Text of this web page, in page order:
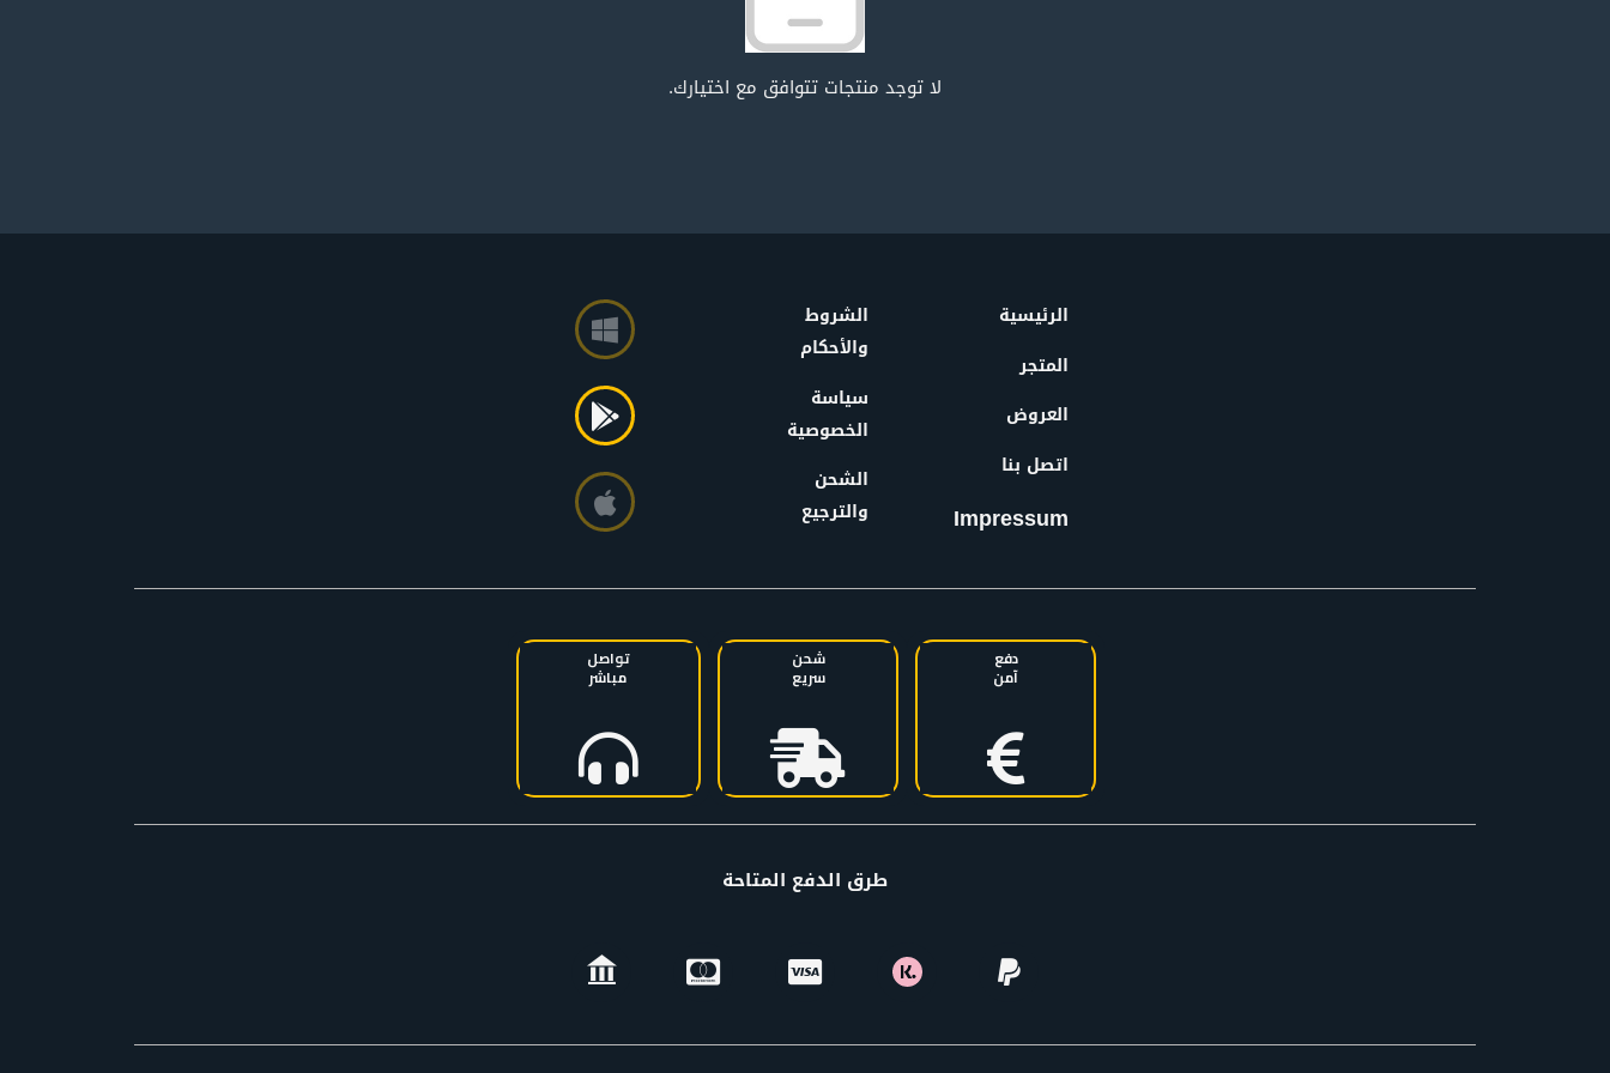
لا توجد منتجات تتوافق مع اختيارك.
الرئيسية
المتجر
العروض
اتصل بنا
Impressum
الشروط
والأحكام
سياسة
الخصوصية
الشحن
والترجيع
دفع
آمن
شحن
سريع
تواصل
مباشر
طرق الدفع المتاحة